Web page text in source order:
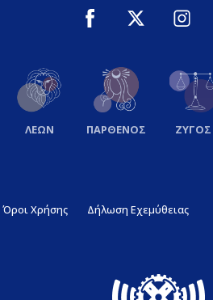
ΛΕΩΝ ΠΑΡΘΕΝΟΣ ΖΥΓΟΣ
Όροι Χρήσης Δήλωση Εχεμύθειας